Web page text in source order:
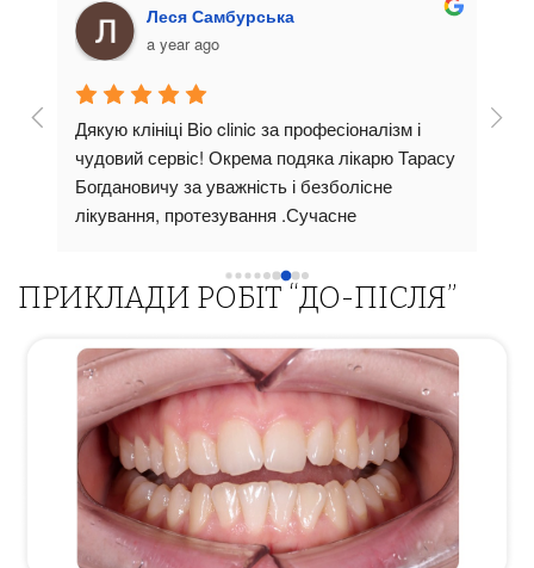
Леся Самбурська
a year ago
Дякую клініці Bio clinic за професіоналізм і
чудовий сервіс! Окрема подяка лікарю Тарасу
Богдановичу за уважність і безболісне
лікування, протезування .Сучасне
атмосферароблять візит комфортним. Щиро
рекомендую всім !
ПРИКЛАДИ РОБІТ “ДО-ПІСЛЯ”